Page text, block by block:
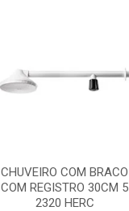
CHUVEIRO COM BRACO
COM REGISTRO 30CM 5
2320 HERC